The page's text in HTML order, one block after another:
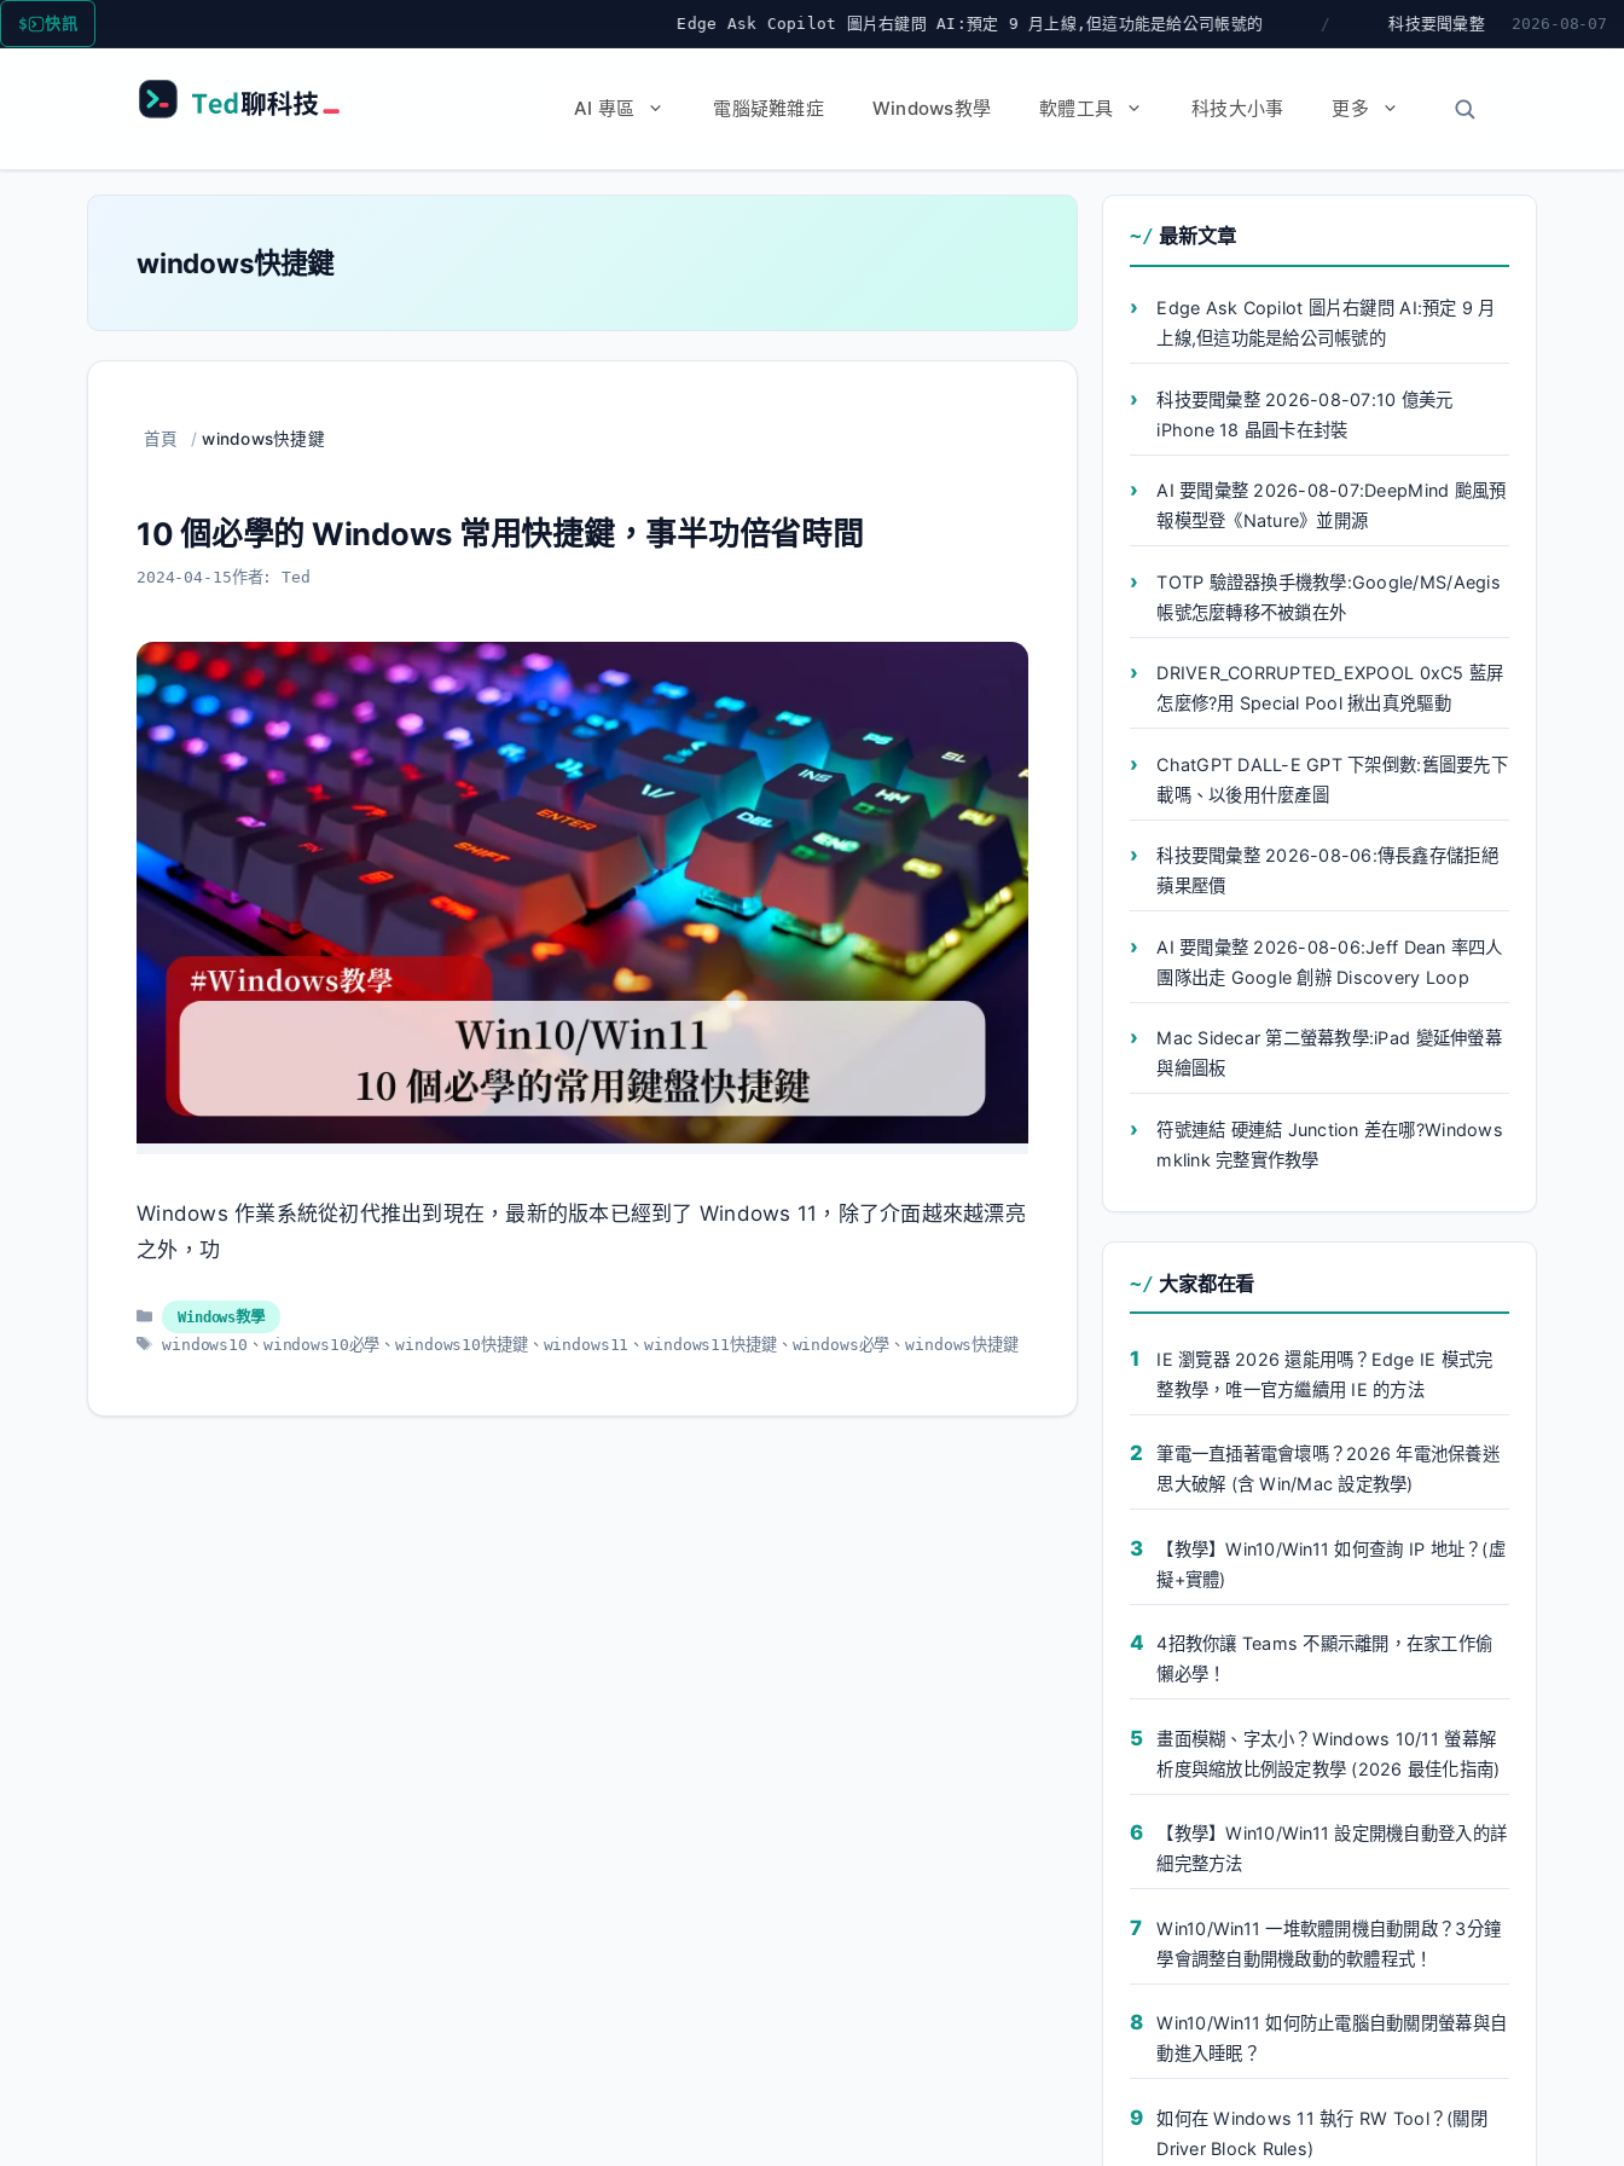
跳
至
快訊 Edge Ask Copilot 圖片右鍵問 AI:預定 9 月上線,但這功能是給公司帳號的 科技要聞彙整 2026-08-07:10 億美元
2026-08-07
AI 專區 電腦疑難雜症 Windows教學 軟體工具 科技大小事 更多
windows快捷鍵
首頁 /windows快捷鍵
10 個必學的 Windows 常用快捷鍵，事半功倍省時間
2024-04-15作者:Ted
Windows 作業系統從初代推出到現在，最新的版本已經到了 Windows 11，除了介面越來越漂亮
之外，功
分
類
Windows教學
標
windows10 、 windows10必學 、windows10快捷鍵、 windows11 、windows11快捷鍵、 windows必學 、windows快捷鍵
最新文章
Edge Ask Copilot 圖片右鍵問 AI:預定 9 月
上線,但這功能是給公司帳號的
科技要聞彙整 2026-08-07:10 億美元
iPhone 18 晶圓卡在封裝
AI 要聞彙整 2026-08-07:DeepMind 颱風預
報模型登《Nature》並開源
TOTP 驗證器換手機教學:Google/MS/Aegis
帳號怎麼轉移不被鎖在外
DRIVER_CORRUPTED_EXPOOL 0xC5 藍屏
怎麼修?用 Special Pool 揪出真兇驅動
ChatGPT DALL-E GPT 下架倒數:舊圖要先下
載嗎、以後用什麼產圖
科技要聞彙整 2026-08-06:傳長鑫存儲拒絕
蘋果壓價
AI 要聞彙整 2026-08-06:Jeff Dean 率四人
團隊出走 Google 創辦 Discovery Loop
Mac Sidecar 第二螢幕教學:iPad 變延伸螢幕
與繪圖板
符號連結 硬連結 Junction 差在哪?Windows
mklink 完整實作教學
大家都在看
IE 瀏覽器 2026 還能用嗎？Edge IE 模式完
整教學，唯一官方繼續用 IE 的方法
筆電一直插著電會壞嗎？2026 年電池保養迷
思大破解 (含 Win/Mac 設定教學)
【教學】Win10/Win11 如何查詢 IP 地址？(虛
擬+實體)
4招教你讓 Teams 不顯示離開，在家工作偷
懶必學！
畫面模糊、字太小？Windows 10/11 螢幕解
析度與縮放比例設定教學 (2026 最佳化指南)
【教學】Win10/Win11 設定開機自動登入的詳
細完整方法
Win10/Win11 一堆軟體開機自動開啟？3分鐘
學會調整自動開機啟動的軟體程式！
Win10/Win11 如何防止電腦自動關閉螢幕與自
動進入睡眠？
如何在 Windows 11 執行 RW Tool？(關閉
Driver Block Rules)